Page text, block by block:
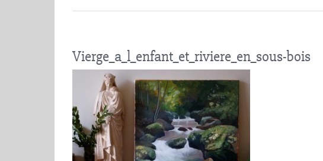
Vierge_a_l_enfant_et_riviere_en_sous-bois